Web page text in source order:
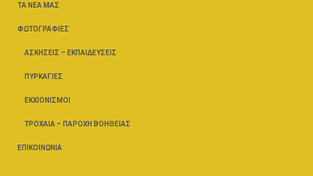
ΤΑ ΝΈΑ ΜΑΣ
ΦΩΤΟΓΡΑΦΊΕΣ
ΑΣΚΉΣΕΙΣ – ΕΚΠΑΙΔΕΎΣΕΙΣ
ΠΥΡΚΑΓΙΈΣ
ΕΚΧΙΟΝΙΣΜΟΊ
ΤΡΟΧΑΊΑ – ΠΑΡΟΧΉ ΒΟΗΘΕΊΑΣ
ΕΠΙΚΟΙΝΩΝΊΑ